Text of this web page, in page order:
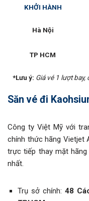
KHỞI HÀNH
Hà Nội
TP HCM
*Lưu ý: Giá vé 1 lượt bay,
Săn vé đi
Công ty Việt Mỹ với
chính thức hãng Vietjet
trực tiếp thay mặt
nhất.
Trụ sở chính: 48